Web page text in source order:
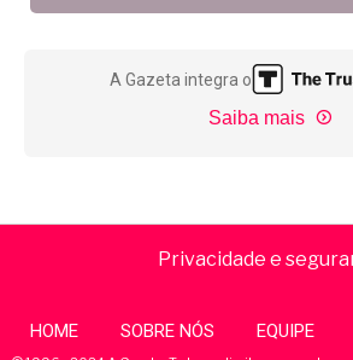
A Gazeta integra o
Saiba mais
Privacidade e
HOME SOBRE NÓS EQUIPE